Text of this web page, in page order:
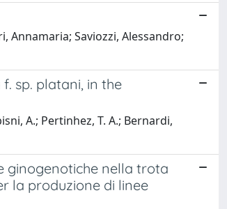
Annamaria; Saviozzi, Alessandro;
sp. platani, in the
A.; Pertinhez, T. A.; Bernardi,
ginogenotiche nella trota
la produzione di linee